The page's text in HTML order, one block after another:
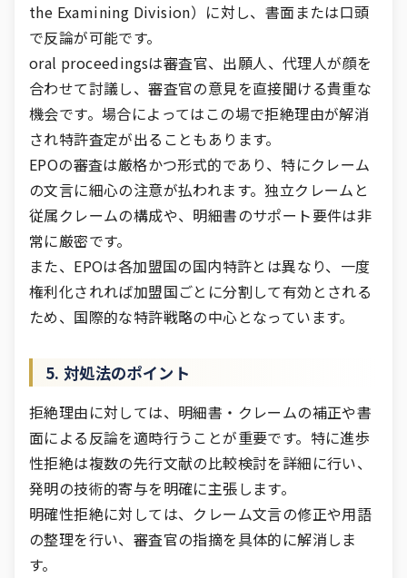
the Examining Division）に対し、書面または口頭
で反論が可能です。
oral proceedingsは審査官、出願人、代理人が顔を
合わせて討議し、審査官の意見を直接聞ける貴重な
機会です。場合によってはこの場で拒絶理由が解消
され特許査定が出ることもあります。
EPOの審査は厳格かつ形式的であり、特にクレーム
の文言に細心の注意が払われます。独立クレームと
従属クレームの構成や、明細書のサポート要件は非
常に厳密です。
また、EPOは各加盟国の国内特許とは異なり、一度
権利化されれば加盟国ごとに分割して有効とされる
ため、国際的な特許戦略の中心となっています。
5. 対処法のポイント
拒絶理由に対しては、明細書・クレームの補正や書
面による反論を適時行うことが重要です。特に進歩
性拒絶は複数の先行文献の比較検討を詳細に行い、
発明の技術的寄与を明確に主張します。
明確性拒絶に対しては、クレーム文言の修正や用語
の整理を行い、審査官の指摘を具体的に解消しま
す。